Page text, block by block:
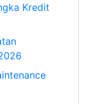
Kredit